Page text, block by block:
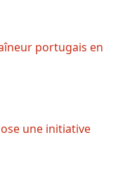
portugais en
une initiative